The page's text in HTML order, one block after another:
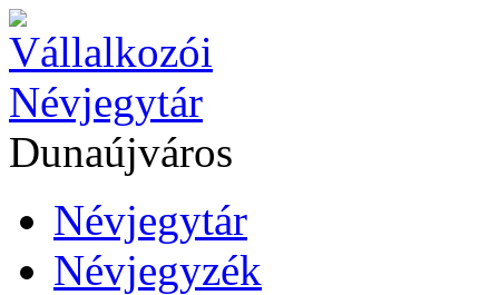
Dunaújváros
Névjegytár
Névjegyzék